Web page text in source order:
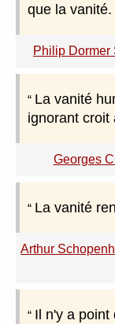
que la vanité.
Philip Dormer
La vanité
ignorant croit
Georges
La vanité
Arthur
Il n'y a point